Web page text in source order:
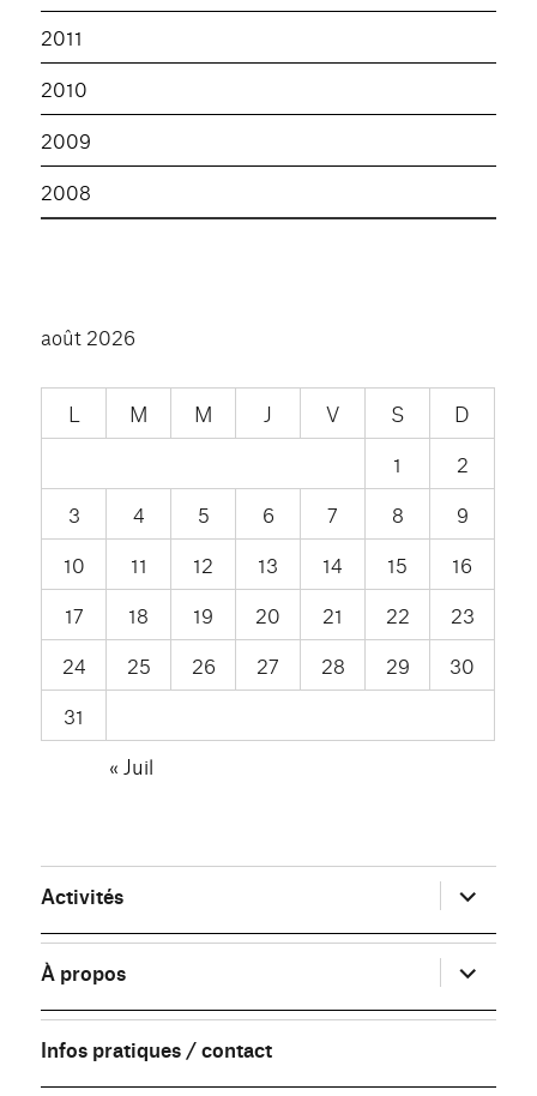
2011
2010
2009
2008
août 2026
L M M J V S
D
1
2
3
4 5 6 7 8
9
10
11 12 13 14 15
16
17
18 19 20 21 22
23
24
25 26 27 28 29
30
31
« Juil
Activités ouvrir
le
sous-
menu
À propos
ouvrir
le
sous-
menu
Infos pratiques / contact